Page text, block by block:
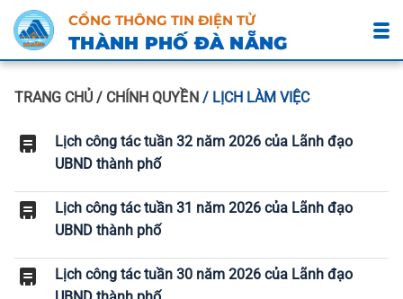
CỔNG THÔNG TIN ĐIỆN TỬ
THÀNH PHỐ ĐÀ NẴNG
TRANG CHỦ / CHÍNH QUYỀN / LỊCH LÀM VIỆC
Lịch công tác tuần 32 năm 2026 của Lãnh đạo
UBND thành phố
Lịch công tác tuần 31 năm 2026 của Lãnh đạo
UBND thành phố
Lịch công tác tuần 30 năm 2026 của Lãnh đạo